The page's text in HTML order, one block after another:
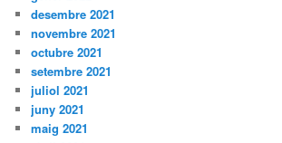
desembre 2021
novembre 2021
octubre 2021
setembre 2021
juliol 2021
juny 2021
maig 2021